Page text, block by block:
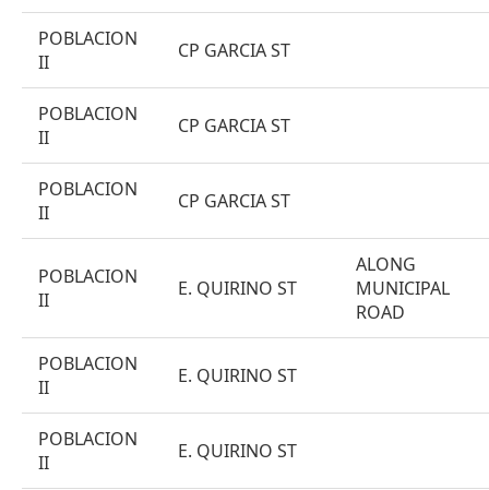
POBLACION
II
CP GARCIA ST
POBLACION
II
CP GARCIA ST
POBLACION
II
CP GARCIA ST
POBLACION
II
E. QUIRINO ST
ALONG
MUNICIPAL
ROAD
POBLACION
II
E. QUIRINO ST
POBLACION
II
E. QUIRINO ST